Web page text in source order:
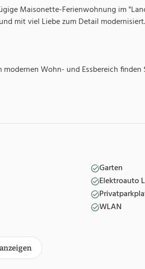
Maisonette-Ferienwohnung im
mit viel Liebe zum Detail modernisiert.
Wohn- und Essbereich finden
Garten
Elektroauto
WLAN